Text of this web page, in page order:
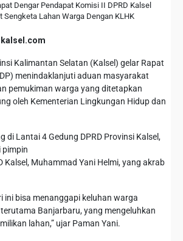
Dengar Pendapat Komisi II DPRD Kalsel
Sengketa Lahan Warga Dengan KLHK
Kalimantan Selatan (Kalsel) gelar Rapat
menindaklanjuti aduan masyarakat
pemukiman warga yang ditetapkan
oleh Kementerian Lingkungan Hidup dan
di Lantai 4 Gedung DPRD Provinsi Kalsel,
pimpin
Kalsel, Muhammad Yani Helmi, yang akrab
ini bisa menanggapi keluhan warga
Banjarbaru, yang mengeluhkan
lahan,” ujar Paman Yani.